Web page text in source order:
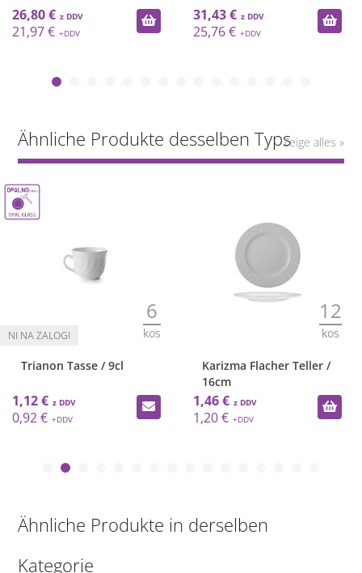
26,80 €
21,97 €
31,43 €
25,76 €
Ähnliche Produkte desselben TypsZeige alles »
6
kos
Trianon Tasse / 9cl
1,12 €
0,92 €
12
kos
Karizma Flacher Teller /
16cm
1,46 €
1,20 €
Ähnliche Produkte in derselben
Kategorie